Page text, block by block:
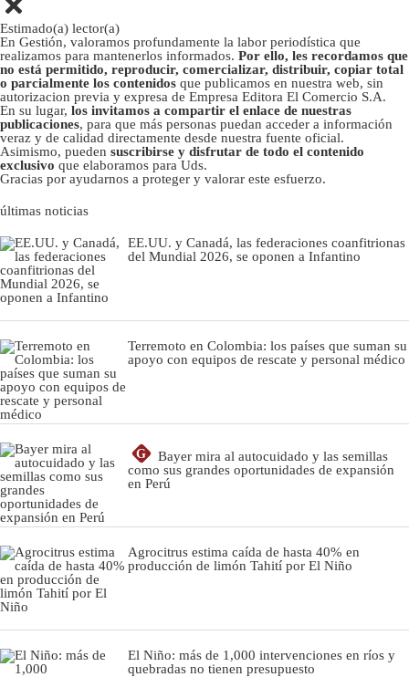
Estimado(a) lector(a)
En Gestión, valoramos profundamente la labor periodística que
realizamos para mantenerlos informados. Por ello, les recordamos que
no está permitido, reproducir, comercializar, distribuir, copiar total
o parcialmente los contenidos que publicamos en nuestra web, sin
autorizacion previa y expresa de Empresa Editora El Comercio S.A.
En su lugar, los invitamos a compartir el enlace de nuestras
publicaciones, para que más personas puedan acceder a información
veraz y de calidad directamente desde nuestra fuente oficial.
Asimismo, pueden suscribirse y disfrutar de todo el contenido
exclusivo que elaboramos para Uds.
Gracias por ayudarnos a proteger y valorar este esfuerzo.
últimas noticias
EE.UU. y Canadá, las federaciones coanfitrionas
del Mundial 2026, se oponen a Infantino
Terremoto en Colombia: los países que suman su
apoyo con equipos de rescate y personal médico
G
Bayer mira al autocuidado y las semillas
como sus grandes oportunidades de expansión
en Perú
Agrocitrus estima caída de hasta 40% en
producción de limón Tahití por El Niño
El Niño: más de 1,000 intervenciones en ríos y
quebradas no tienen presupuesto